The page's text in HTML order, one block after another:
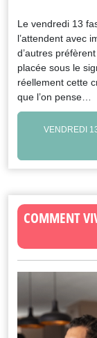
Le vendredi 13
l’attendent avec
d’autres
placée sous le
réellement cette
que l’on pense…
VENDREDI
COMMENT